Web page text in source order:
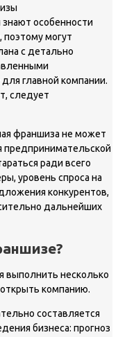
особенности
поэтому могут
с детально
главной компании.
следует
франшиза не может
предпринимательской
ради всего
уровень спроса на
конкурентов,
дальнейших
выполнить несколько
компанию.
составляется
бизнеса: прогноз